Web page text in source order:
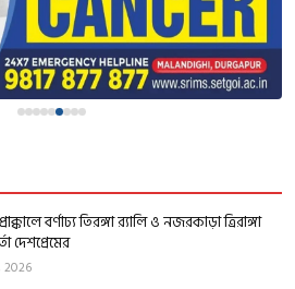
বর্ণাঢ্য তিরঙ্গা র‍্যালি ও নজরকাড়া ত্রিরাঙ্গা
দেশপ্রেমের